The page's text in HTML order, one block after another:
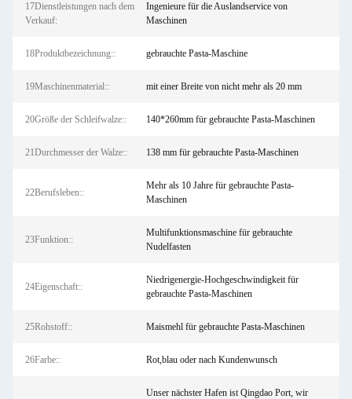
17Dienstleistungen nach dem
Verkauf:
Ingenieure für die Auslandservice von
Maschinen
18Produktbezeichnung:: gebrauchte Pasta-Maschine
19Maschinenmaterial:: mit einer Breite von nicht mehr als 20 mm
20Größe der Schleifwalze:: 140*260mm für gebrauchte Pasta-Maschinen
21Durchmesser der Walze:: 138 mm für gebrauchte Pasta-Maschinen
22Berufsleben::
Mehr als 10 Jahre für gebrauchte Pasta-
Maschinen
23Funktion::
Multifunktionsmaschine für gebrauchte
Nudelfasten
24Eigenschaft::
Niedrigenergie-Hochgeschwindigkeit für
gebrauchte Pasta-Maschinen
25Rohstoff:: Maismehl für gebrauchte Pasta-Maschinen
26Farbe:: Rot,blau oder nach Kundenwunsch
Unser nächster Hafen ist Qingdao Port, wir